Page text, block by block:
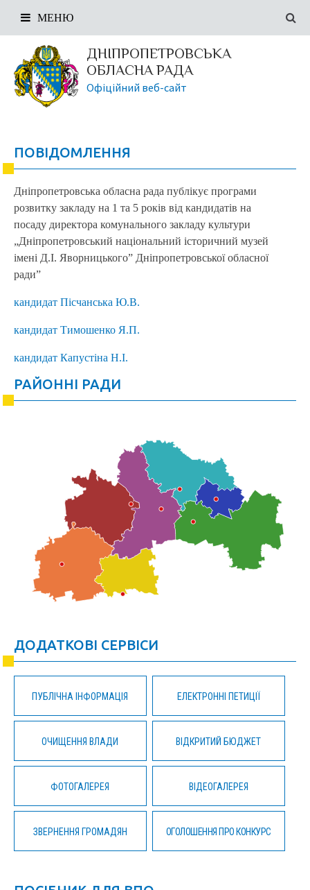
ДНІПРОПЕТРОВСЬКА
ОБЛАСНА РАДА
Офіційний веб-сайт
МЕНЮ
ПОВІДОМЛЕННЯ
Дніпропетровська обласна рада публікує програми
розвитку закладу на 1 та 5 років від кандидатів на
посаду директора комунального закладу культури
„Дніпропетровський національний історичний музей
імені Д.І. Яворницького” Дніпропетровської обласної
ради”
кандидат Пісчанська Ю.В.
кандидат Тимошенко Я.П.
кандидат Капустіна Н.І.
РАЙОННІ РАДИ
ДОДАТКОВІ СЕРВІСИ
ПУБЛІЧНА ІНФОРМАЦІЯ ЕЛЕКТРОННІ ПЕТИЦІЇ
ОЧИЩЕННЯ ВЛАДИ ВІДКРИТИЙ БЮДЖЕТ
ФОТОГАЛЕРЕЯ ВІДЕОГАЛЕРЕЯ
ЗВЕРНЕННЯ ГРОМАДЯН ОГОЛОШЕННЯ ПРО КОНКУРС